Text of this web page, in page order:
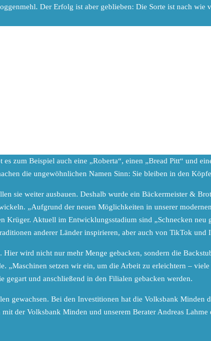
Der Erfolg ist aber geblieben: Die Sorte ist nach wie
zum Beispiel auch eine „Roberta“, einen „Bread Pitt“ und
die ungewöhnlichen Namen Sinn: Sie bleiben in den
sie weiter ausbauen. Deshalb wurde ein Bäckermeister &
„Aufgrund der neuen Möglichkeiten in unserer
Krüger. Aktuell im Entwicklungsstadium sind „Schnecken neu
anderer Länder inspirieren, aber auch von TikTok und
wird nicht nur mehr Menge gebacken, sondern die
„Maschinen setzen wir ein, um die Arbeit zu erleichtern –
gegart und anschließend in den Filialen gebacken werden.
gewachsen. Bei den Investitionen hat die Volksbank Minden
der Volksbank Minden und unserem Berater Andreas Lahme